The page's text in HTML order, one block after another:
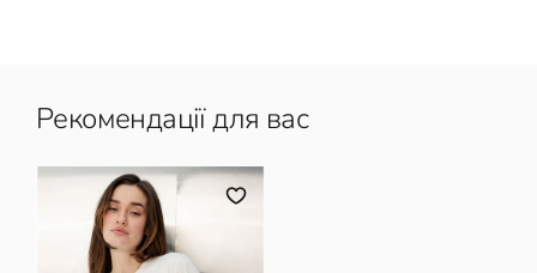
Рекомендації для вас